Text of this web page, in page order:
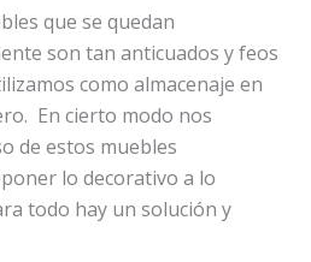
que se quedan
son tan anticuados y feos
como almacenaje en
En cierto modo nos
de estos muebles
lo decorativo a lo
todo hay un solución y